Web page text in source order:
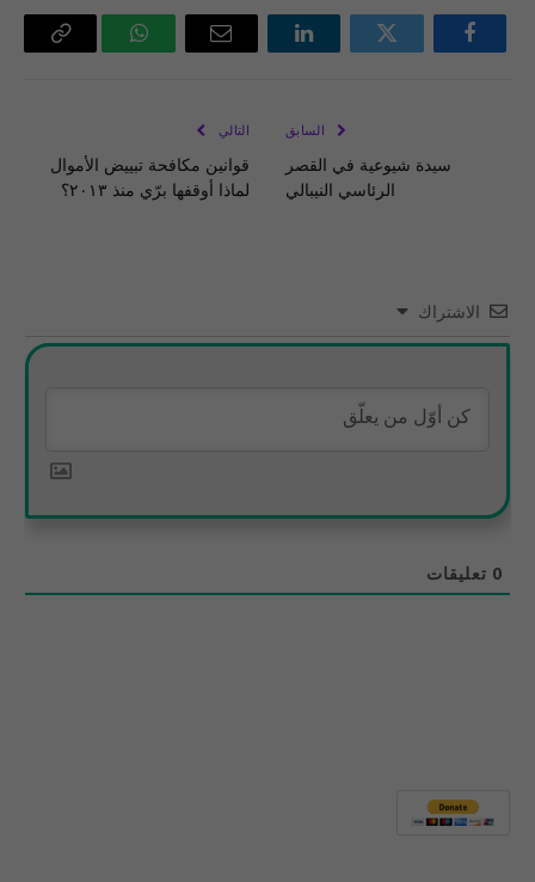
فيسبوك تويتر لينكدإن
البريد
واتساب Copy
السابق
سيدة شيوعية في القصر
الرئاسي النيبالي
التالي
قوانين مكافحة تبييض الأموال
لماذا أوقفها برّي منذ ٢٠١٣؟
الاشتراك
0 تعليقات